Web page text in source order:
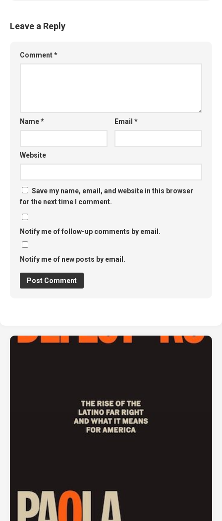
Leave a Reply
Comment*
Name* Email*
Website
Save my name, email, and website in this browser
for the next time I comment.
Notify me of follow-up comments by email.
Notify me of new posts by email.